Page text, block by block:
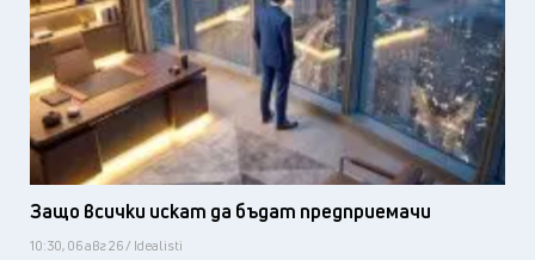
Защо всички искат да бъдат предприемачи
10:30, 06 авг 26 / Idealisti